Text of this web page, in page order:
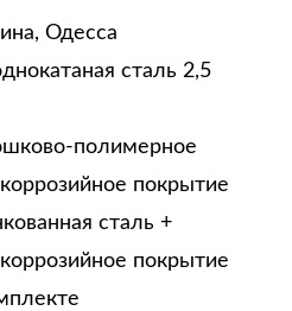
Одесса
сталь 2,5
полимерное
покрытие
сталь +
покрытие